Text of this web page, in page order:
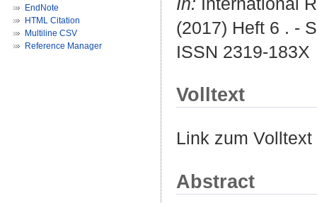
EndNote
HTML Citation
Multiline CSV
Reference Manager
(2017) Heft 6 . -
ISSN 2319-183X
Volltext
Link zum
Abstract